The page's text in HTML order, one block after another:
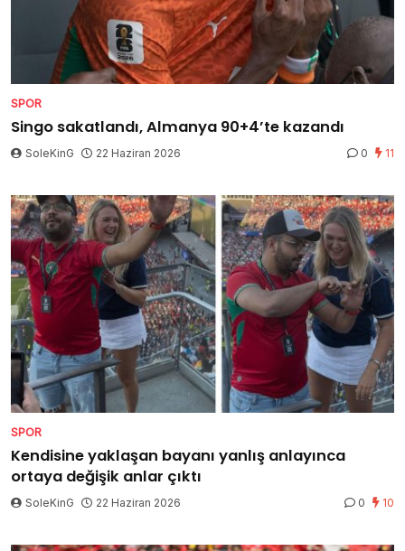
SPOR
Singo sakatlandı, Almanya 90+4’te kazandı
SoleKinG 22 Haziran 2026 0 11
SPOR
Kendisine yaklaşan bayanı yanlış anlayınca
ortaya değişik anlar çıktı
SoleKinG 22 Haziran 2026 0 10